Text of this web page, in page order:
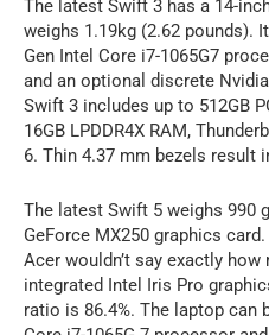
The latest Swift 3 has a 14-
weighs 1.19kg (2.62 pounds).
Gen Intel Core i7-1065G7
and an optional discrete
Swift 3 includes up to 512GB
16GB LPDDR4X RAM,
6. Thin 4.37 mm bezels result
The latest Swift 5 weighs 990
GeForce MX250 graphics
Acer wouldn’t say exactly how
integrated Intel Iris Pro
ratio is 86.4%. The laptop can